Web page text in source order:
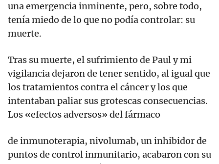
una emergencia inminente, pero, sobre todo,
tenía miedo de lo que no podía controlar: su
muerte.
Tras su muerte, el sufrimiento de Paul y mi
vigilancia dejaron de tener sentido, al igual que
los tratamientos contra el cáncer y los que
intentaban paliar sus grotescas consecuencias.
Los «efectos adversos» del fármaco
de inmunoterapia, nivolumab, un inhibidor de
puntos de control inmunitario, acabaron con su